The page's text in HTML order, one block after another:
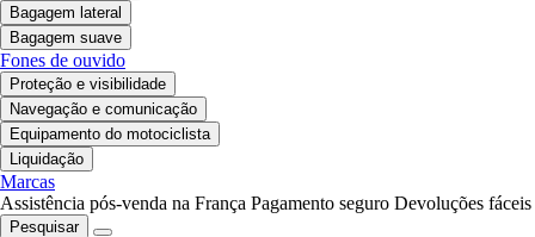
Bagagem lateral
Bagagem suave
Fones de ouvido
Proteção e visibilidade
Navegação e comunicação
Equipamento do motociclista
Liquidação
Marcas
Assistência pós-venda na França Pagamento seguro Devoluções fáceis
Pesquisar